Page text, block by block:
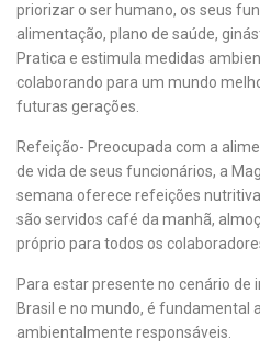
priorizar o ser humano, os seus
alimentação, plano de saúde,
Pratica e estimula medidas
colaborando para um mundo
futuras gerações.
Refeição- Preocupada com a
de vida de seus funcionários, a
semana oferece refeições
são servidos café da manhã,
próprio para todos os
Para estar presente no cenário de
Brasil e no mundo, é fundamental
ambientalmente responsáveis.